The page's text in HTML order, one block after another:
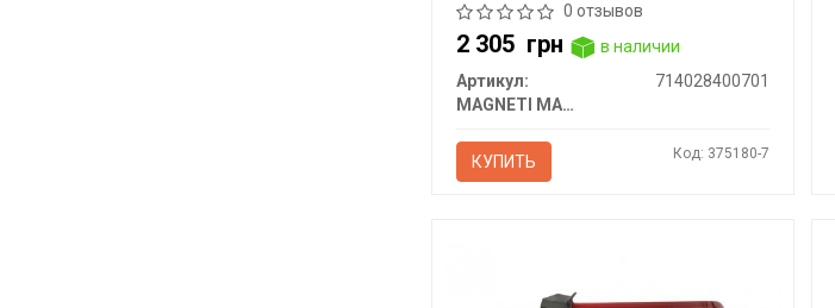
0 отзывов
2 305 грн
в наличии
Артикул:
714028400701
MAGNETI MARELLI
КУПИТЬ Код: 375180-7